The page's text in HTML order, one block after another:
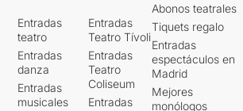
Entradas
teatro
Entradas
danza
Entradas
musicales
Entradas
Teatro Tívoli
Entradas
Teatro
Coliseum
Entradas
Abonos teatrales
Tiquets regalo
Entradas
espectáculos en
Madrid
Mejores
monólogos